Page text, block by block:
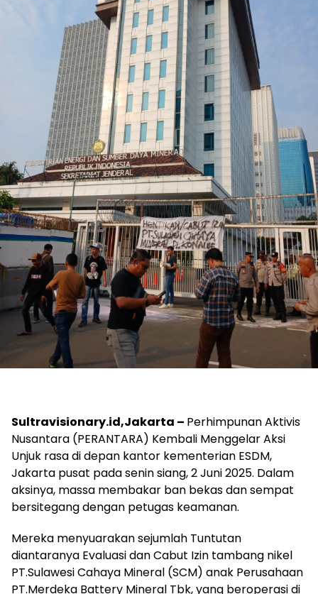
Sultravisionary.id,Jakarta – Perhimpunan Aktivis
Nusantara (PERANTARA) Kembali Menggelar Aksi
Unjuk rasa di depan kantor kementerian ESDM,
Jakarta pusat pada senin siang, 2 Juni 2025. Dalam
aksinya, massa membakar ban bekas dan sempat
bersitegang dengan petugas keamanan.
Mereka menyuarakan sejumlah Tuntutan
diantaranya Evaluasi dan Cabut Izin tambang nikel
PT.Sulawesi Cahaya Mineral (SCM) anak Perusahaan
PT.Merdeka Battery Mineral Tbk, yang beroperasi di